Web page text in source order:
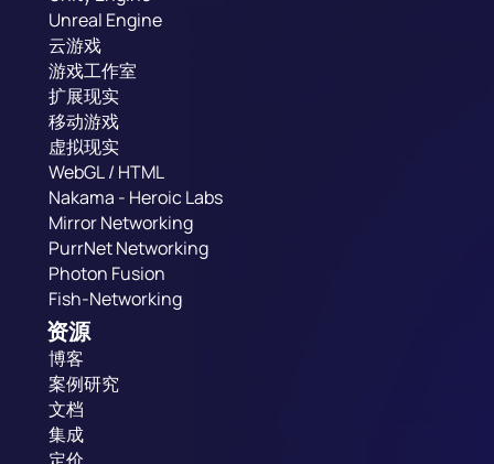
Unreal Engine
云游戏
游戏工作室
扩展现实
移动游戏
虚拟现实
WebGL / HTML
Nakama - Heroic Labs
Mirror Networking
PurrNet Networking
Photon Fusion
Fish-Networking
资源
博客
案例研究
文档
集成